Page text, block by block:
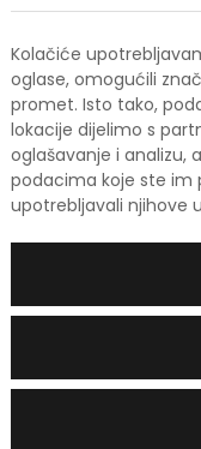
Na
Kolačiće
oglase, omogućili
promet. Isto tako,
lokacije dijelimo s
oglašavanje i analizu,
podacima koje ste im
upotrebljavali njihove